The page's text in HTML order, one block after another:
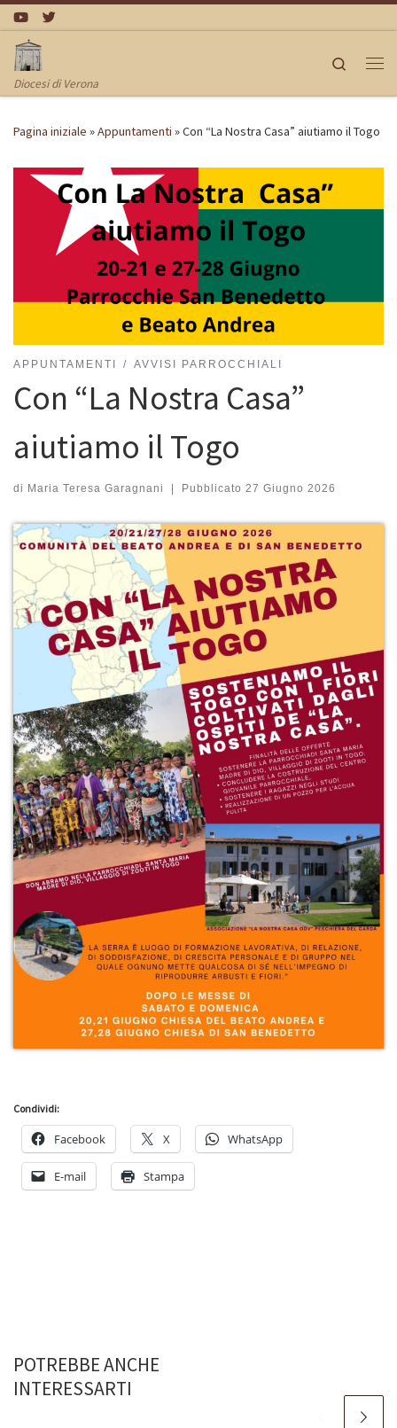
Passa al contenuto
Diocesi di Verona
Search
Pagina iniziale »Appuntamenti »Con “La Nostra Casa” aiutiamo il Togo
APPUNTAMENTI AVVISI PARROCCHIALI
Con “La Nostra Casa”
aiutiamo il Togo
di Maria Teresa Garagnani Pubblicato 27 Giugno 2026
Condividi:
Facebook X WhatsApp
E-mail Stampa
POTREBBE ANCHE
INTERESSARTI